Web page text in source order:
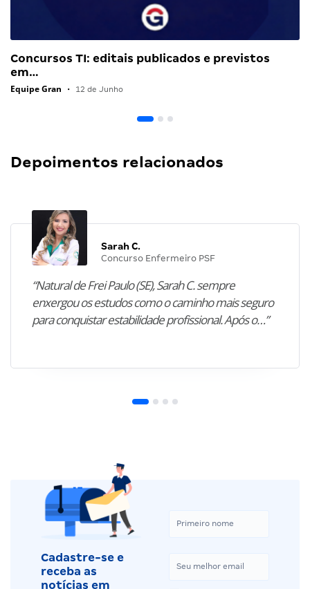
Concursos TI: editais publicados e previstos
em…
Equipe Gran • 12 de Junho
Depoimentos relacionados
Sarah C.
Concurso Enfermeiro PSF
“Natural de Frei Paulo (SE), Sarah C. sempre
enxergou os estudos como o caminho mais seguro
para conquistar estabilidade profissional. Após o…”
Cadastre-se e
receba as
notícias em